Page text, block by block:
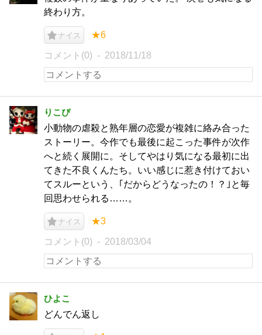
終わり方。
ナイス ★6
コメント(0) 2018/11/18
りこぴ
小動物の虐殺と熟年層の恋愛が複雑に絡み合った
ストーリー。今作でも最後に起こった事件が次作
へと続く展開に。そしてやはり気になる最初に出
てきた不良くんたち。いい感じに惹き付けておい
てスルーという、｢だからどうなったの！？｣と毎
回思わせられる……。
ナイス ★3
コメント(0) 2018/03/04
ひよこ
どんでん返し